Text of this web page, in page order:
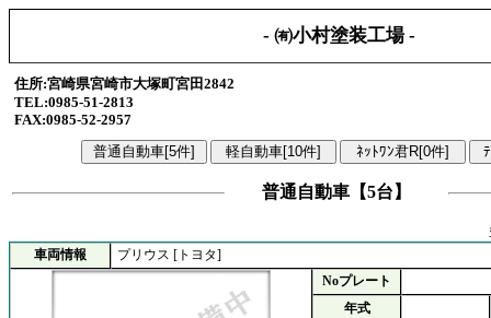
- ㈲小村塗装工場 -
住所:宮崎県宮崎市大塚町宮田2842
TEL:0985-51-2813
FAX:0985-52-2957
普通自動車【5台】
車両情報
プリウス [トヨタ]
Noプレート
年式